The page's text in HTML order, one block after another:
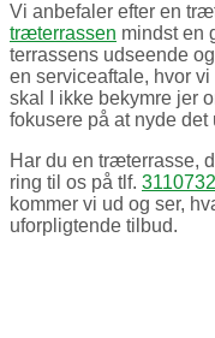
Vi anbefaler efter en
træterrassen mindst en
terrassens udseende
en serviceaftale, hvor
skal I ikke bekymre jer
fokusere på at nyde
Har du en træterrasse,
ring til os på tlf.
kommer vi ud og ser,
uforpligtende tilbud.